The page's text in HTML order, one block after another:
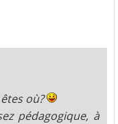
où?
pédagogique, à